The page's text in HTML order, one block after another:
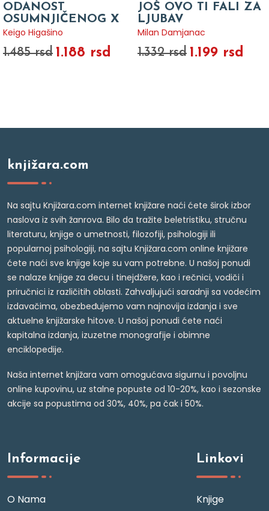
ODANOST
OSUMNJIČENOG X
Keigo Higašino
1.485 rsd 1.188 rsd
JOŠ OVO TI FALI ZA
LJUBAV
Milan Damjanac
1.332 rsd 1.199 rsd
knjižara.com
Na sajtu Knjižara.com internet knjižare naći ćete širok izbor
naslova iz svih žanrova. Bilo da tražite beletristiku, stručnu
literaturu, knjige o umetnosti, filozofiji, psihologiji ili
popularnoj psihologiji, na sajtu Knjižara.com online knjižare
ćete naći sve knjige koje su vam potrebne. U našoj ponudi
se nalaze knjige za decu i tinejdžere, kao i rečnici, vodiči i
priručnici iz različitih oblasti. Zahvaljujući saradnji sa vodećim
izdavačima, obezbeđujemo vam najnovija izdanja i sve
aktuelne knjižarske hitove. U našoj ponudi ćete naći
kapitalna izdanja, izuzetne monografije i obimne
enciklopedije.
Naša internet knjižara vam omogućava sigurnu i povoljnu
online kupovinu, uz stalne popuste od 10-20%, kao i sezonske
akcije sa popustima od 30%, 40%, pa čak i 50%.
Informacije
O Nama
Linkovi
Knjige